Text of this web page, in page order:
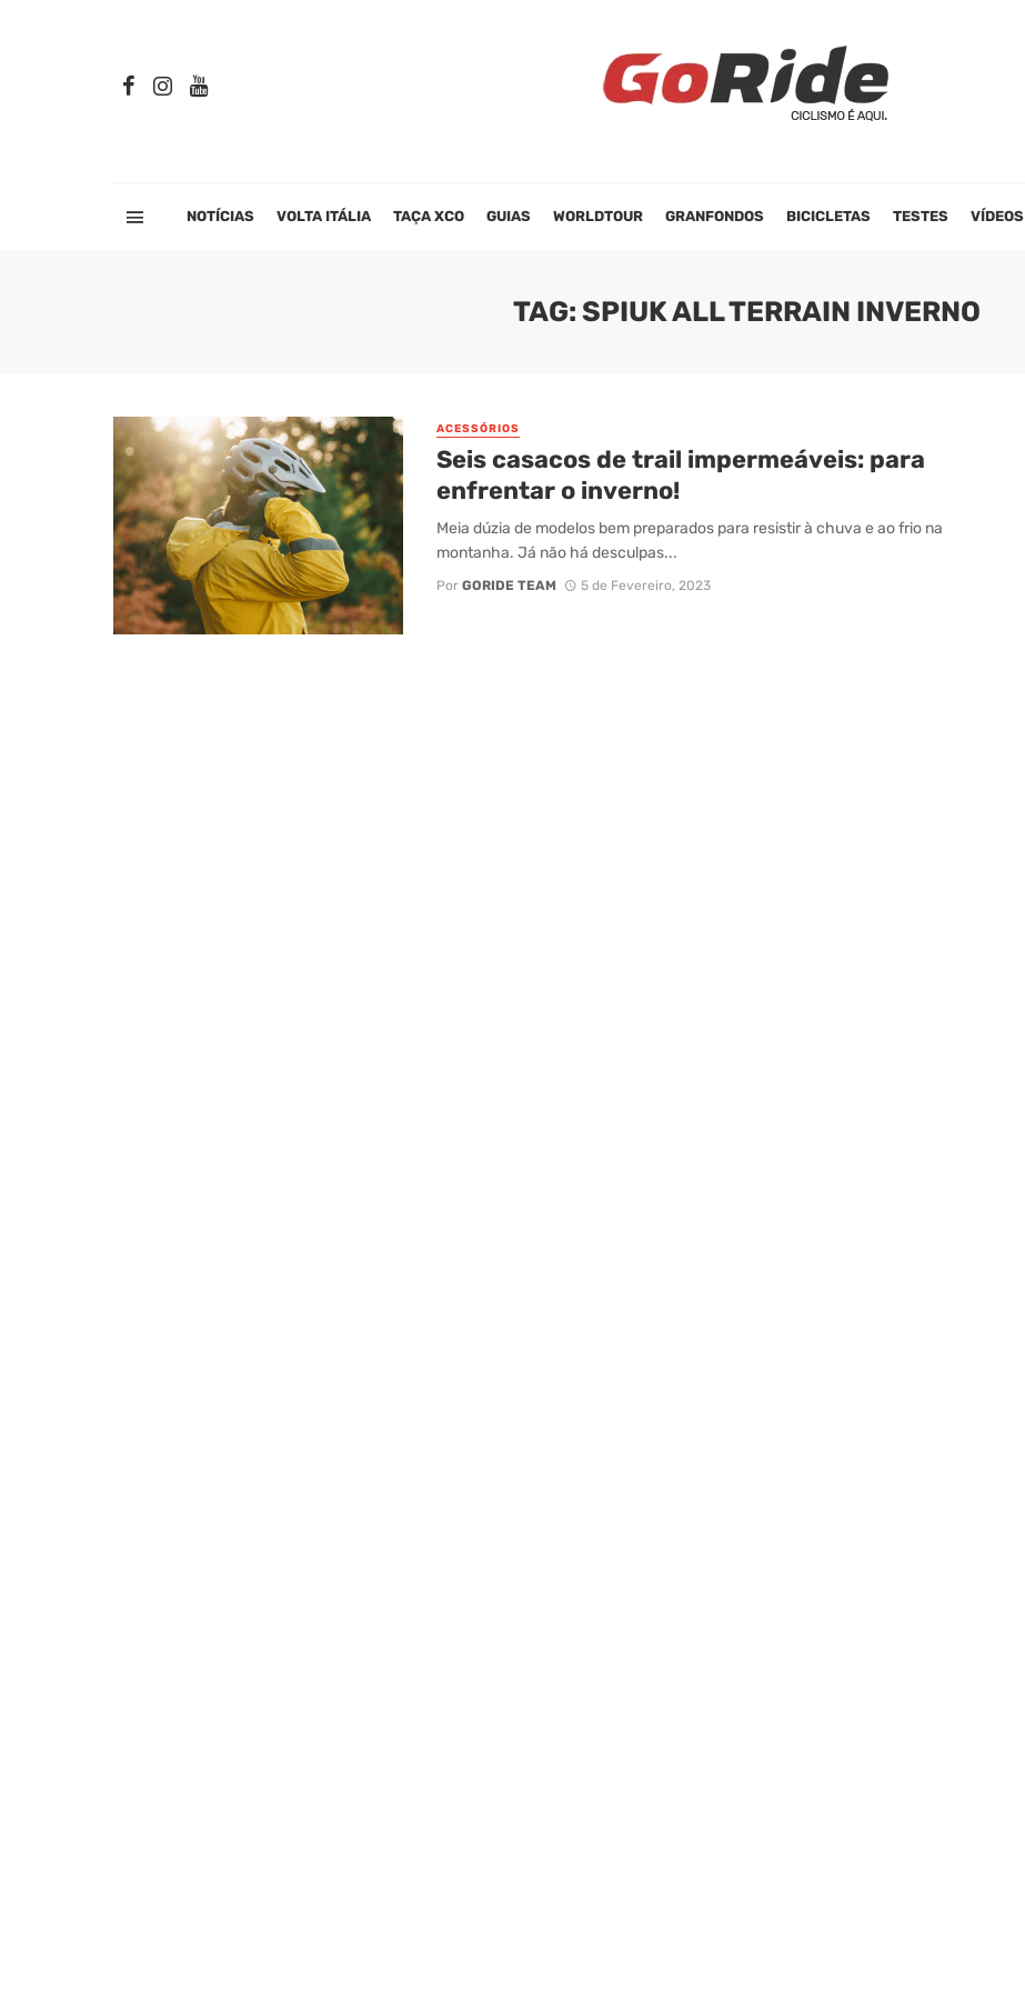
NOTÍCIAS VOLTA ITÁLIA TAÇA XCO GUIAS WORLDTOUR GRANFONDOS BICICLETAS TESTES VÍDEOS
TAG: SPIUK ALL TERRAIN INVERNO
ACESSÓRIOS
Seis casacos de trail impermeáveis: para
enfrentar o inverno!
Meia dúzia de modelos bem preparados para resistir à chuva e ao frio na
montanha. Já não há desculpas...
Por GORIDE TEAM 5 de Fevereiro, 2023